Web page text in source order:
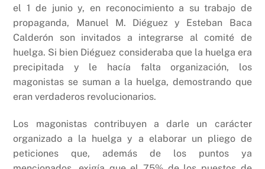
el 1 de junio y, en reconocimiento a su trabajo de
propaganda, Manuel M. Diéguez y Esteban Baca
Calderón son invitados a integrarse al comité de
huelga. Si bien Diéguez consideraba que la huelga era
precipitada y le hacía falta organización, los
magonistas se suman a la huelga, demostrando que
eran verdaderos revolucionarios.
Los magonistas contribuyen a darle un carácter
organizado a la huelga y a elaborar un pliego de
peticiones que, además de los puntos ya